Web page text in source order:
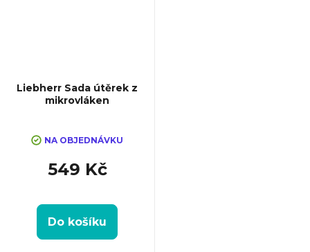
Liebherr Sada útěrek z
mikrovláken
NA OBJEDNÁVKU
549 Kč
Do košíku